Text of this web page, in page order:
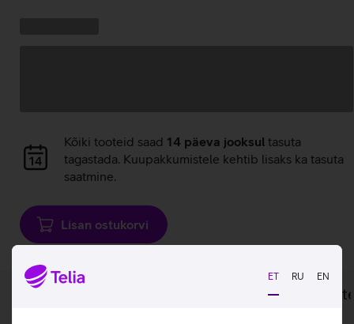
ET RU EN
Andmete
laadimine
Kõiki tooteid saad 14 päeva jooksul tasuta
tagastada. Kuupakkumistele kehtib lisaks ka tasuta
saatmine.
Lisan ostukorvi
Lisainfo Tehnilised andmed